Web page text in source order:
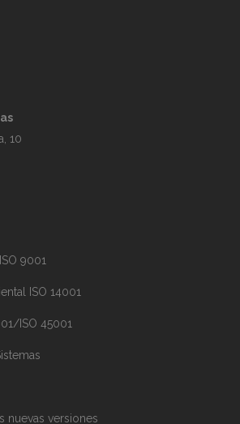
10
9001
ISO 14001
ISO 45001
nuevas versiones